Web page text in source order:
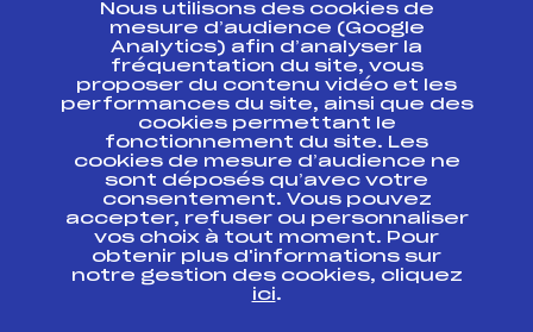
ACAM0121.FFS COUPE D'ARGENT FFS
ADAM0502
MICRO COUPE "LES
CRISTAUX" 2004
FFS
ACAM0081.FFS
COUPE D'ARGENT
U12-U14 GARCONS
FFS
ACAM0062.FFS
COUPE D'ARGENT
U12-Garcons
FFS
ACAM0021.FFS
COUPE D'ARGENT
HOMMES U12-U14
FFS
Nous utilisons des cookies de
mesure d’audience (Google
Analytics) afin d’analyser la
fréquentation du site, vous
proposer du contenu vidéo et les
performances du site, ainsi que des
cookies permettant le
fonctionnement du site. Les
cookies de mesure d’audience ne
sont déposés qu’avec votre
consentement. Vous pouvez
accepter, refuser ou personnaliser
vos choix à tout moment. Pour
obtenir plus d'informations sur
notre gestion des cookies, cliquez
ici.